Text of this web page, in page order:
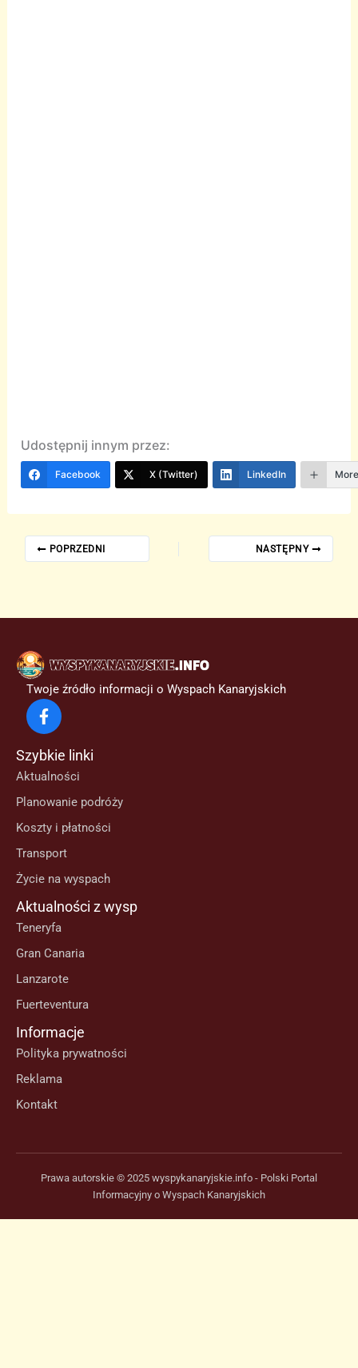
Udostępnij innym przez:
Facebook X (Twitter) LinkedIn
POPRZEDNI NASTĘPNY
Twoje źródło informacji o Wyspach Kanaryjskich
Szybkie linki
Aktualności
Planowanie podróży
Koszty i płatności
Transport
Życie na wyspach
Aktualności z wysp
Teneryfa
Gran Canaria
Lanzarote
Fuerteventura
Informacje
Polityka prywatności
Reklama
Kontakt
Prawa autorskie © 2025 wyspykanaryjskie.info - Polski Portal
Informacyjny o Wyspach Kanaryjskich